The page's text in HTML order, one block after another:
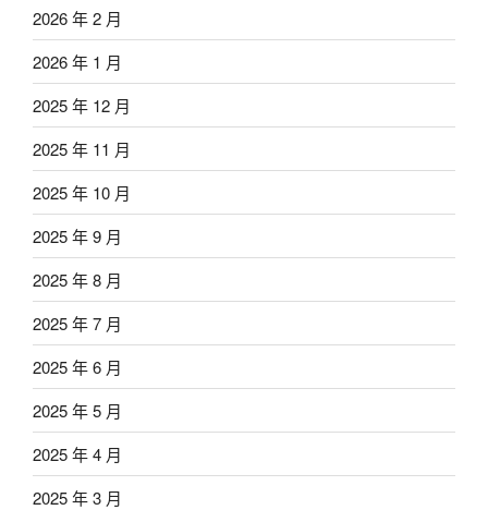
2026 年 2 月
2026 年 1 月
2025 年 12 月
2025 年 11 月
2025 年 10 月
2025 年 9 月
2025 年 8 月
2025 年 7 月
2025 年 6 月
2025 年 5 月
2025 年 4 月
2025 年 3 月